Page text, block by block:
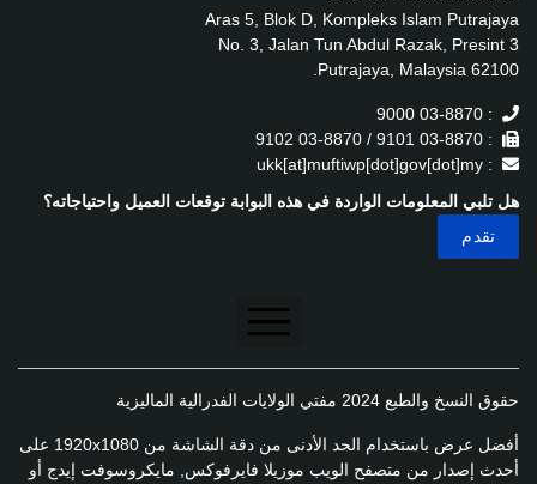
Aras 5, Blok D, Kompleks Islam Putrajaya
No. 3, Jalan Tun Abdul Razak, Presint 3
62100 Putrajaya, Malaysia.
: 03-8870 9000
: 03-8870 9101 / 03-8870 9102
: ukk[at]muftiwp[dot]gov[dot]my
هل تلبي المعلومات الواردة في هذه البوابة توقعات العميل واحتياجاته؟
تنصل
سياسة الخصوصية
سياسة الخصوصية
حقوق النسخ والطبع 2024 مفتي الولايات الفدرالية الماليزية
أفضل عرض باستخدام الحد الأدنى من دقة الشاشة من 1920x1080 على
أحدث إصدار من متصفح الويب موزيلا فايرفوكس, مايكروسوفت إيدج أو